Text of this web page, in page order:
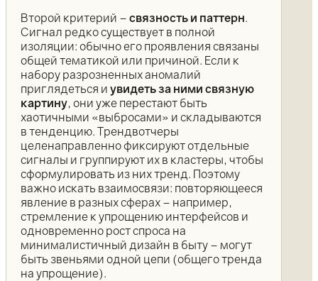
Второй критерий – связность и паттерн.
Сигнал редко существует в полной
изоляции: обычно его проявления связаны
общей тематикой или причиной. Если к
набору разрозненных аномалий
приглядеться и увидеть за ними связную
картину, они уже перестают быть
хаотичными «выбросами» и складываются
в тенденцию. Трендвотчеры
целенаправленно фиксируют отдельные
сигналы и группируют их в кластеры, чтобы
сформулировать из них тренд. Поэтому
важно искать взаимосвязи: повторяющееся
явление в разных сферах – например,
стремление к упрощению интерфейсов и
одновременно рост спроса на
минималистичный дизайн в быту – могут
быть звеньями одной цепи (общего тренда
на упрощение).